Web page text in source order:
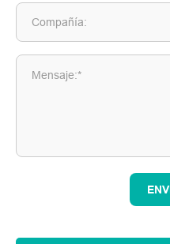
Compañía:
Mensaje:*